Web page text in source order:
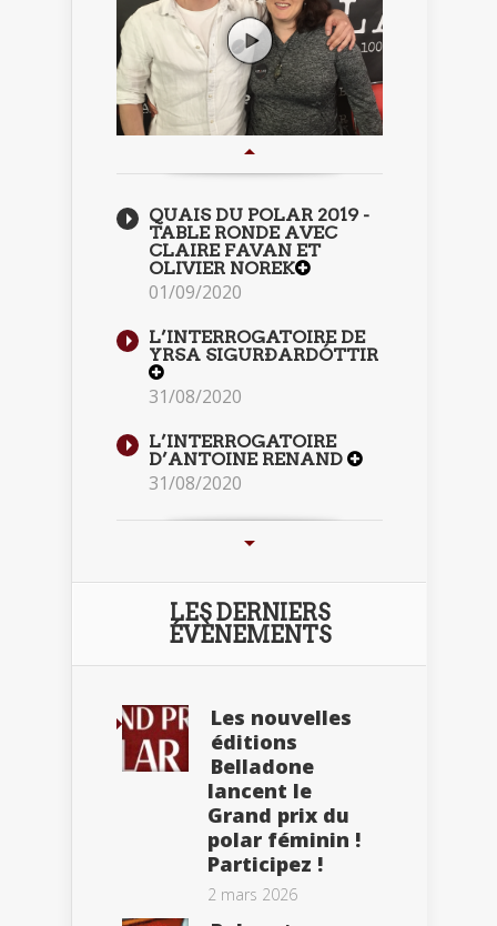
QUAIS DU POLAR 2019 -
TABLE RONDE AVEC
CLAIRE FAVAN ET
OLIVIER NOREK
01/09/2020
L’INTERROGATOIRE DE
YRSA SIGURÐARDÓTTIR
31/08/2020
L’INTERROGATOIRE
D’ANTOINE RENAND
31/08/2020
LES DERNIERS
ÉVÈNEMENTS
Les nouvelles
éditions
Belladone
lancent le
Grand prix du
polar féminin !
Participez !
2 mars 2026